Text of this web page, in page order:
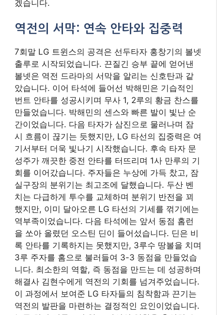
겠습니다.
역전의 서막: 연속 안타와 집중력
7회말 LG 트윈스의 공격은 선두타자 홍창기의 볼넷
출루로 시작되었습니다. 끈질긴 승부 끝에 얻어낸
볼넷은 역전 드라마의 서막을 알리는 신호탄과 같
았습니다. 이어 타석에 들어선 박해민은 기습적인
번트 안타를 성공시키며 무사 1, 2루의 황금 찬스를
만들었습니다. 박해민의 센스와 빠른 발이 빛난 순
간이었습니다. 다음 타자가 삼진으로 물러나며 잠
시 흐름이 끊기는 듯했지만, LG 타선의 집중력은 여
기서부터 더욱 빛나기 시작했습니다. 후속 타자 문
성주가 깨끗한 중전 안타를 터뜨리며 1사 만루의 기
회를 이어갔습니다. 주자들은 누상에 가득 찼고, 잠
실구장의 분위기는 최고조에 달했습니다. 두산 벤
치는 다급하게 투수를 교체하며 분위기 반전을 꾀
했지만, 이미 달아오른 LG 타선의 기세를 꺾기에는
역부족이었습니다. 다음 타석에는 앞서 동점 홈런
을 쏘아 올렸던 오스틴 딘이 들어섰습니다. 딘은 비
록 안타를 기록하지는 못했지만, 3루수 땅볼을 치며
3루 주자를 홈으로 불러들여 3-3 동점을 만들었습
니다. 최소한의 역할, 즉 동점을 만드는 데 성공하며
해결사 김현수에게 역전의 기회를 넘겨주었습니다.
이 과정에서 보여준 LG 타자들의 침착함과 끈기는
역전의 발판을 마련하는 결정적인 요인이었습니다.